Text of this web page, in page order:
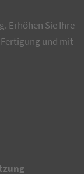
Erhöhen Sie Ihre
und mit